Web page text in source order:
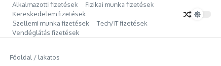
Alkalmazotti fizetések
Fizikai munka fizetések
Kereskedelem fizetések
Szellemi munka fizetések
Tech/IT fizetések
Vendéglátás fizetések
Főoldal / lakatos